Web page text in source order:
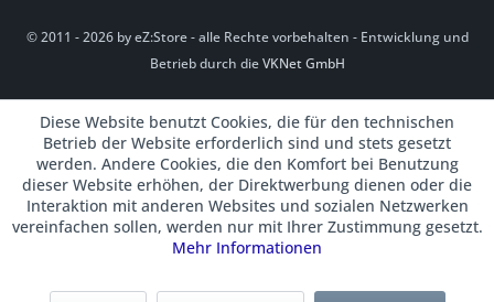
© 2011 - 2026 by eZ:Store - alle Rechte vorbehalten - Entwicklung und
Betrieb durch dieVKNet GmbH
Diese Website benutzt Cookies, die für den technischen
Betrieb der Website erforderlich sind und stets gesetzt
werden. Andere Cookies, die den Komfort bei Benutzung
dieser Website erhöhen, der Direktwerbung dienen oder die
Interaktion mit anderen Websites und sozialen Netzwerken
vereinfachen sollen, werden nur mit Ihrer Zustimmung gesetzt.
Mehr Informationen